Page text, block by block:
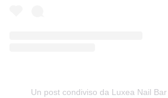
Un post condiviso da Luxea Nail